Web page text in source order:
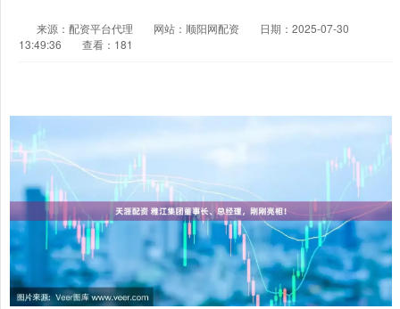
来源：配资平台代理 网站：顺阳网配资
日期：2025-07-30
13:49:36
查看：181